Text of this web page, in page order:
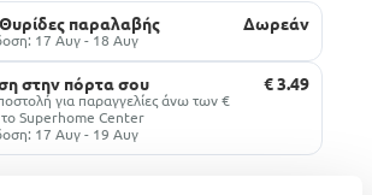
παραλαβής
17 Αυγ - 18 Αυγ
Δωρεάν
στην πόρτα σου
για παραγγελίες άνω των €
Superhome Center
17 Αυγ - 19 Αυγ
€ 3.49